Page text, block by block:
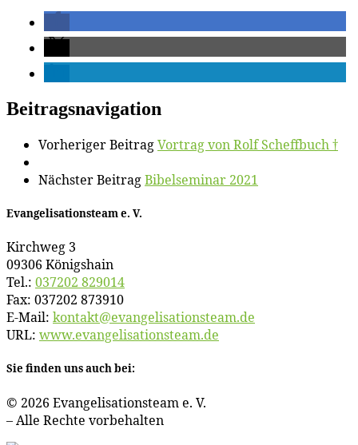
Beitragsnavigation
Vorheriger BeitragVor­trag von Rolf Scheffbuch †
Nächster BeitragBi­bel­se­mi­nar 2021
Evan­ge­li­sa­ti­ons­team e. V.
Kirch­weg 3
09306 Königshain
Tel.: 037202 829014
Fax: 037202 873910
E‑Mail: kontakt@​evangelisationsteam.​de
URL: www​.evan​ge​li​sa​ti​ons​team​.de
Sie fin­den uns auch bei:
© 2026 Evan­ge­li­sa­ti­ons­team e. V.
– Al­le Rech­te vorbehalten